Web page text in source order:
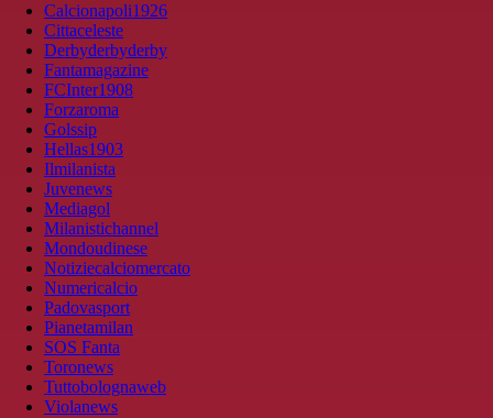
Calcionapoli1926
Cittaceleste
Derbyderbyderby
Fantamagazine
FCInter1908
Forzaroma
Golssip
Hellas1903
Ilmilanista
Juvenews
Mediagol
Milanistichannel
Mondoudinese
Notiziecalciomercato
Numericalcio
Padovasport
Pianetamilan
SOS Fanta
Toronews
Tuttobolognaweb
Violanews